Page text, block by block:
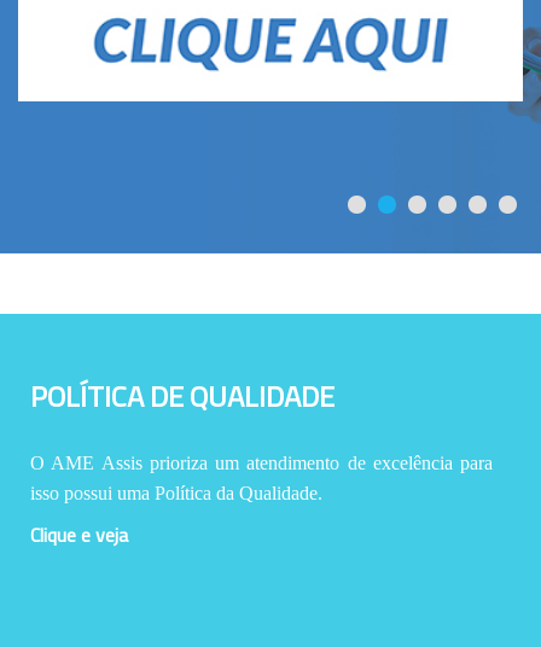
POLÍTICA DE QUALIDADE
O AME Assis prioriza um atendimento de excelência para
isso possui uma Política da Qualidade.
Clique e veja